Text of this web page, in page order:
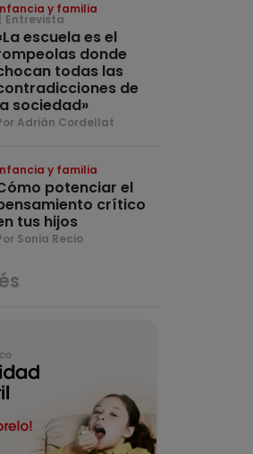
y familia
Entrevista
escuela es el
donde
todas las
de
sociedad»
Adrián Cordellat
y familia
potenciar el
crítico
tus hijos
Sonia Recio